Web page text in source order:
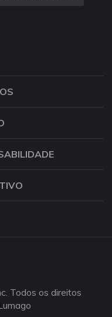
Todos os direitos